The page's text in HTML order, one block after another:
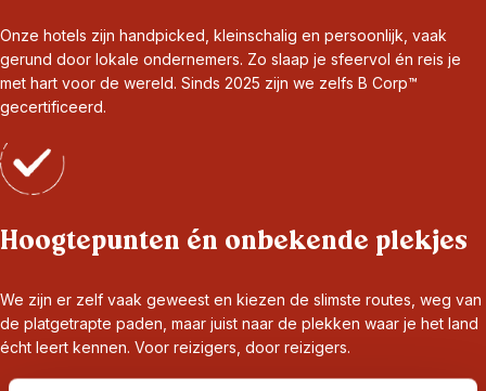
Onze hotels zijn handpicked, kleinschalig en persoonlijk, vaak
gerund door lokale ondernemers. Zo slaap je sfeervol én reis je
met hart voor de wereld. Sinds 2025 zijn we zelfs B Corp™
gecertificeerd.
Hoogtepunten én onbekende plekjes
We zijn er zelf vaak geweest en kiezen de slimste routes, weg van
de platgetrapte paden, maar juist naar de plekken waar je het land
écht leert kennen. Voor reizigers, door reizigers.